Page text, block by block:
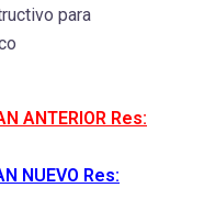
para
ANTERIOR Res:
NUEVO Res: